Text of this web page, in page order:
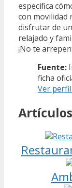
especifica
con movilidad
disfrutar de
relajado y
¡No te
Fuente:
ficha
Ver